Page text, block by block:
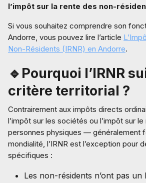
l’impôt sur la rente des non-
Si vous souhaitez comprendre son
Andorre, vous pouvez lire l’article
Non-Résidents (IRNR) en Andorre.
🔹Pourquoi l’IRNR
critère territorial ?
Contrairement aux impôts directs
l’impôt sur les sociétés ou l’impôt sur
personnes physiques — généralement
mondialité, l’IRNR est l’exception pour
spécifiques :
Les non-résidents n’ont pas